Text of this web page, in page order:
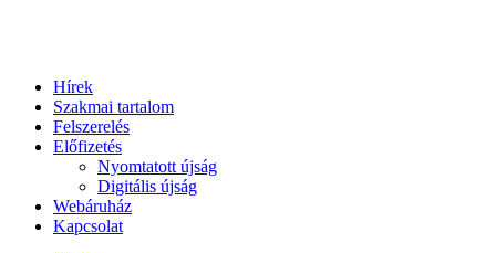
Hírek
Szakmai tartalom
Felszerelés
Előfizetés
Nyomtatott újság
Digitális újság
Webáruház
Kapcsolat